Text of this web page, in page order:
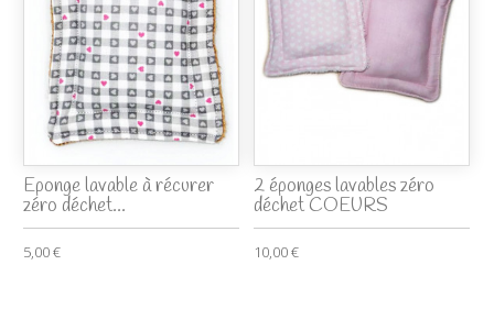
Eponge lavable à récurer
zéro déchet...
5,00 €
2 éponges lavables zéro
déchet COEURS
10,00 €